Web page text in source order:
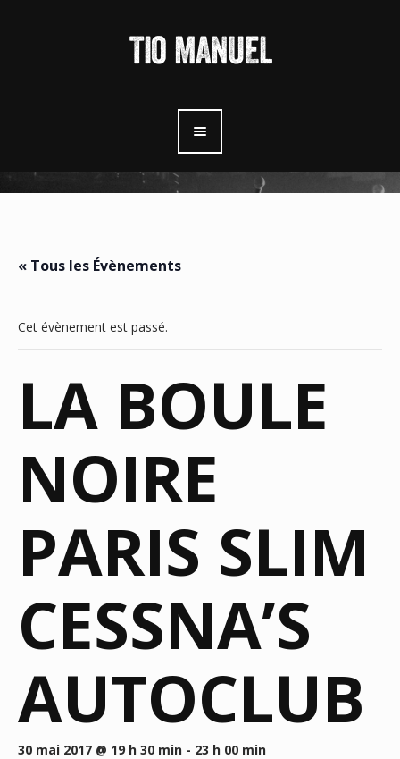
« Tous les Évènements
Cet évènement est passé.
LA BOULE
NOIRE
PARIS SLIM
CESSNA’S
AUTOCLUB
30 mai 2017 @ 19 h 30 min - 23 h 00 min